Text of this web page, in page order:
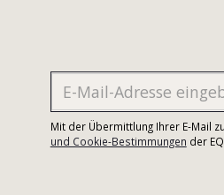
Mit der Übermittlung Ihrer E-Mail
und Cookie-Bestimmungen der